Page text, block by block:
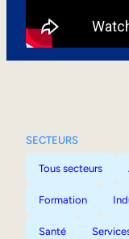
SECTEURS
Tous secteurs
Formation
Santé